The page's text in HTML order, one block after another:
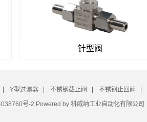
针型阀
Y型过滤器 不锈钢截止阀 不锈钢止回阀
号-2 Powered by 科威纳工业自动化有限公司